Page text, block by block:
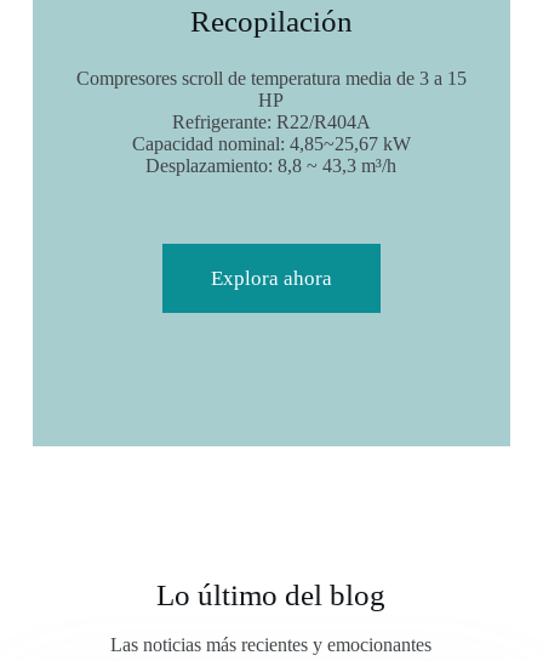
Recopilación
Compresores scroll de temperatura media de 3 a 15
HP
Refrigerante: R22/R404A
Capacidad nominal: 4,85~25,67 kW
Desplazamiento: 8,8 ~ 43,3 m³/h
Explora ahora
Lo último del blog
Las noticias más recientes y emocionantes